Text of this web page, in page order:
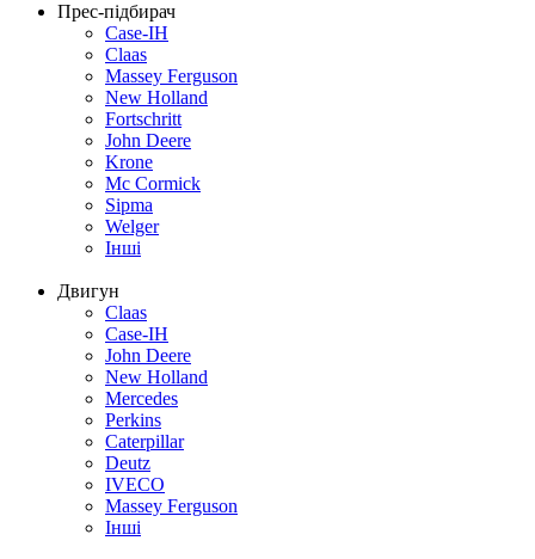
Прес-підбирач
Case-IH
Claas
Massey Ferguson
New Holland
Fortschritt
John Deere
Krone
Mc Cormick
Sipma
Welger
Інші
Двигун
Claas
Case-IH
John Deere
New Holland
Mercedes
Perkins
Caterpillar
Deutz
IVECO
Massey Ferguson
Інші